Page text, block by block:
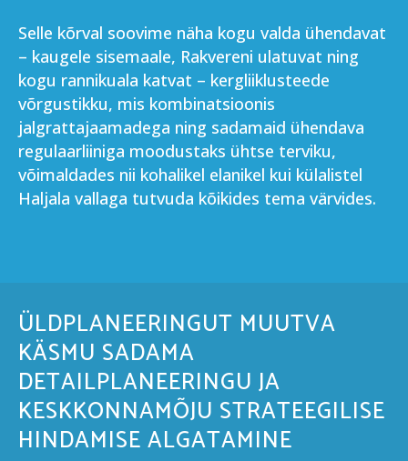
Selle kõrval soovime näha kogu valda ühendavat
– kaugele sisemaale, Rakvereni ulatuvat ning
kogu rannikuala katvat – kergliiklusteede
võrgustikku, mis kombinatsioonis
jalgrattajaamadega ning sadamaid ühendava
regulaarliiniga moodustaks ühtse terviku,
võimaldades nii kohalikel elanikel kui külalistel
Haljala vallaga tutvuda kõikides tema värvides.
ÜLDPLANEERINGUT MUUTVA
KÄSMU SADAMA
DETAILPLANEERINGU JA
KESKKONNAMÕJU STRATEEGILISE
HINDAMISE ALGATAMINE